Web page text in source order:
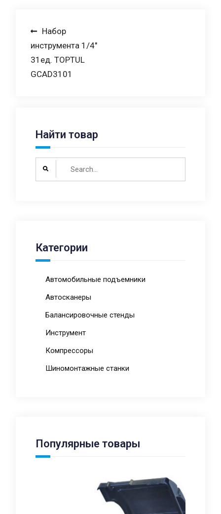
Навигация
по
записям
Набор
инструмента 1/4″
31ед. TOPTUL
GCAD3101
Найти товар
Категории
Автомобильные подъемники
Автосканеры
Балансировочные стенды
Инструмент
Компрессоры
Шиномонтажные станки
Популярные товары